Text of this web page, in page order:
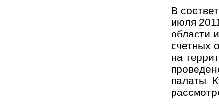
В
июля
области
счетных
на
палаты